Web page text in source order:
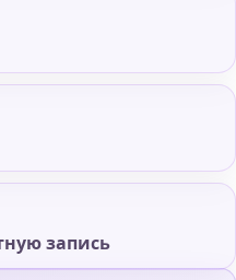
запись